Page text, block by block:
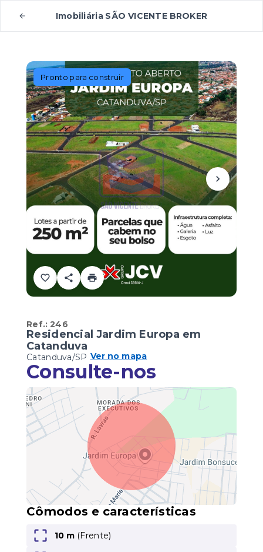
Imobiliária SÃO VICENTE BROKER
Pronto para construir
Ref.:246
Residencial Jardim Europa em
Catanduva
Catanduva/SP Ver no mapa
Consulte-nos
Cômodos e características
10 m (Frente)